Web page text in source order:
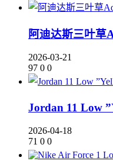
阿迪达斯三叶草
2026-03-21
97 0 0
Jordan 11 Low
2026-04-18
71 0 0